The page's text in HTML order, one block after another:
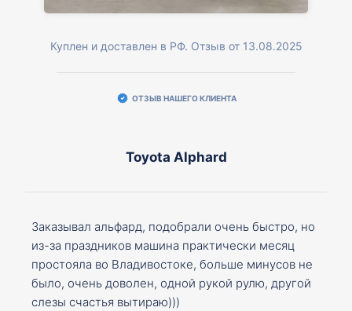
Куплен и доставлен в РФ. Отзыв от 13.08.2025
ОТЗЫВ НАШЕГО КЛИЕНТА
Toyota Alphard
Заказывал альфард, подобрали очень быстро, но
из-за праздников машина практически месяц
простояла во Владивостоке, больше минусов не
было, очень доволен, одной рукой рулю, другой
слезы счастья вытираю)))